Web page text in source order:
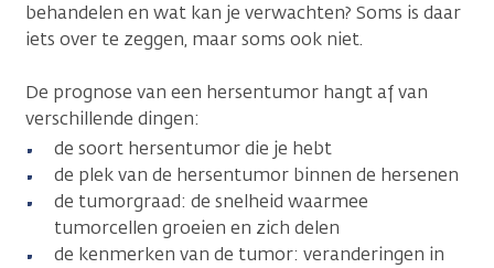
behandelen en wat kan je verwachten? Soms is daar
iets over te zeggen, maar soms ook niet.
De prognose van een hersentumor hangt af van
verschillende dingen:
de soort hersentumor die je hebt
de plek van de hersentumor binnen de hersenen
de tumorgraad: de snelheid waarmee
tumorcellen groeien en zich delen
de kenmerken van de tumor: veranderingen in